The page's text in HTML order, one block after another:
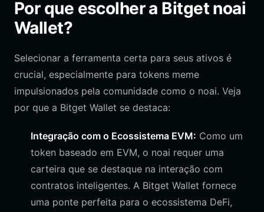
Por que escolher a Bitget noai
Wallet?
Selecionar a ferramenta certa para seus ativos é
crucial, especialmente para tokens meme
impulsionados pela comunidade como o noai. Veja
por que a Bitget Wallet se destaca:
Integração com o Ecossistema EVM: Como um
token baseado em EVM, o noai requer uma
carteira que se destaque na interação com
contratos inteligentes. A Bitget Wallet fornece
uma ponte perfeita para o ecossistema DeFi,